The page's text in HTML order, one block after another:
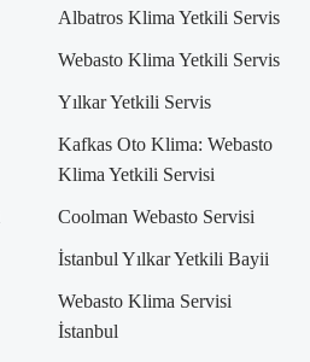
Albatros Klima Yetkili Servis
Webasto Klima Yetkili Servis
Yılkar Yetkili Servis
Kafkas Oto Klima: Webasto
Klima Yetkili Servisi
Coolman Webasto Servisi
İstanbul Yılkar Yetkili Bayii
Webasto Klima Servisi
İstanbul